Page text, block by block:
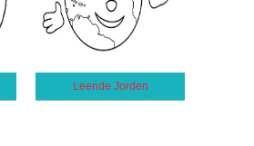
Leende Jorden